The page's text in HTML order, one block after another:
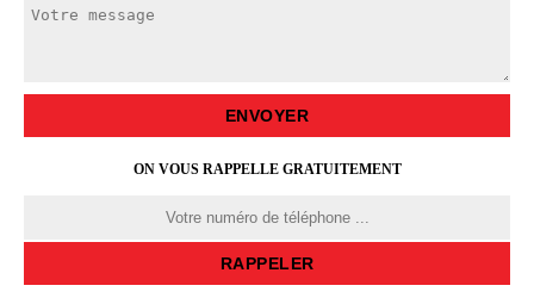
ON VOUS RAPPELLE GRATUITEMENT